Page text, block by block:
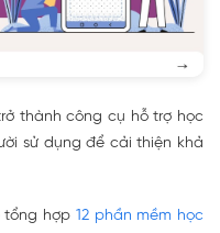
thành công cụ hỗ trợ học
sử dụng để cải thiện khả
tổng hợp 12 phần mềm học